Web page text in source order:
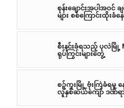
စုန်းချောင်းအပါအဝင် ခ
များ စစ်ကြောင်းထိုးခံန
စီးနင်းခံရသည့် ပုလဲမြို့
ရုပ်ကြွင်းများတွေ့
စဉ့်ကူးမြို့ ဗုံးကြဲခံရမှု
လူနှစ်ဆယ်ကျော် ဒဏ်ရ